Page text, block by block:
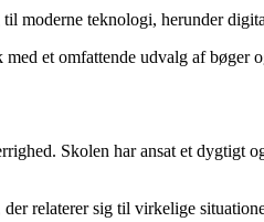
moderne teknologi, herunder
et omfattende udvalg af bøger
Skolen har ansat et dygtigt
relaterer sig til virkelige